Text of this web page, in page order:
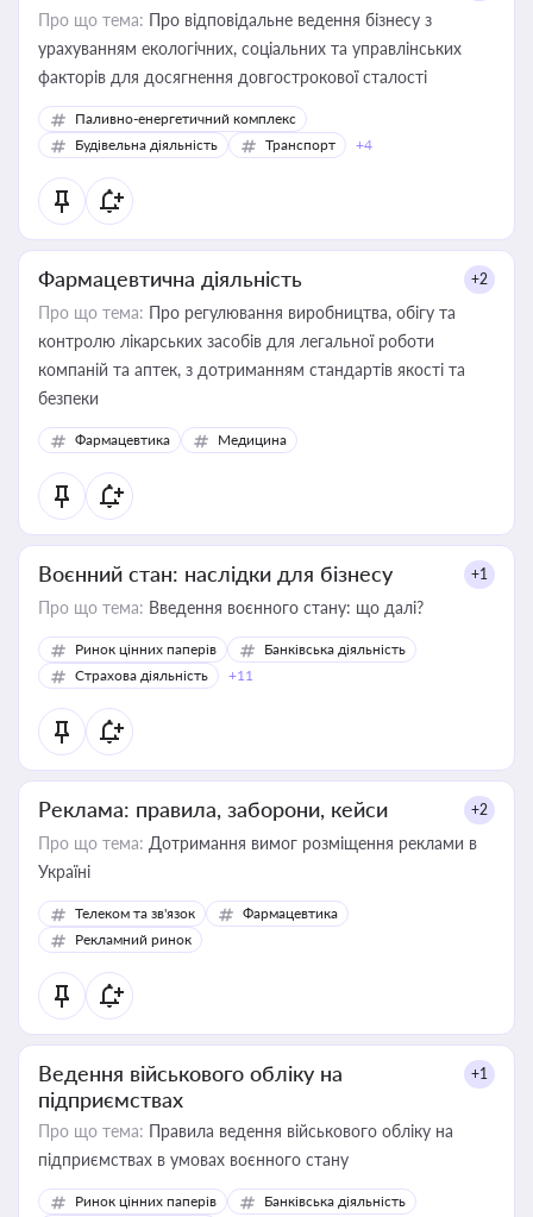
Про що тема: Про відповідальне ведення бізнесу з
урахуванням екологічних, соціальних та управлінських
факторів для досягнення довгострокової сталості
Паливно-енергетичний комплекс
Будівельна діяльність
Транспорт +4
Фармацевтична діяльність +2
Про що тема: Про регулювання виробництва, обігу та
контролю лікарських засобів для легальної роботи
компаній та аптек, з дотриманням стандартів якості та
безпеки
Фармацевтика Медицина
Воєнний стан: наслідки для бізнесу +1
Про що тема: Введення воєнного стану: що далі?
Ринок цінних паперів
Банківська діяльність
Страхова діяльність
+11
Реклама: правила, заборони, кейси +2
Про що тема: Дотримання вимог розміщення реклами в
Україні
Телеком та зв'язок
Фармацевтика
Рекламний ринок
Ведення військового обліку на
підприємствах
+1
Про що тема: Правила ведення військового обліку на
підприємствах в умовах воєнного стану
Ринок цінних паперів
Банківська діяльність